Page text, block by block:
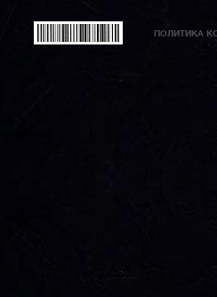
ПОЛИТИКА